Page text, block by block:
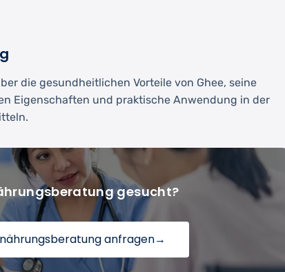
die gesundheitlichen Vorteile von Ghee, seine
Eigenschaften und praktische Anwendung in der
gesucht?
anfragen→